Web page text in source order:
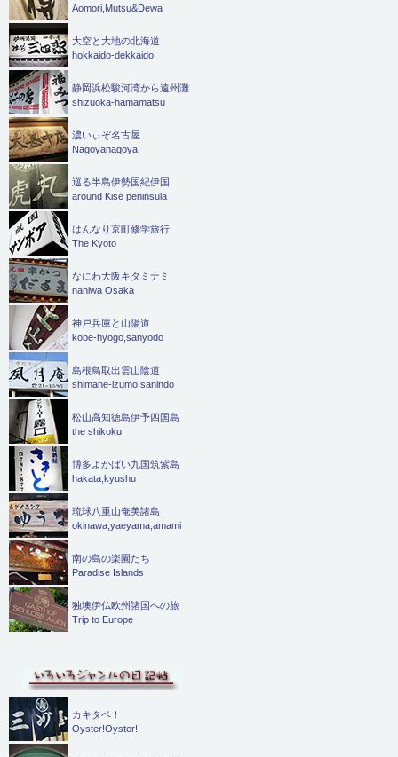
Aomori,Mutsu&Dewa
大空と大地の北海道
hokkaido-dekkaido
静岡浜松駿河湾から遠州灘
shizuoka-hamamatsu
濃いぃぞ名古屋
Nagoyanagoya
巡る半島伊勢国紀伊国
around Kise peninsula
はんなり京町修学旅行
The Kyoto
なにわ大阪キタミナミ
naniwa Osaka
神戸兵庫と山陽道
kobe-hyogo,sanyodo
島根鳥取出雲山陰道
shimane-izumo,sanindo
松山高知徳島伊予四国島
the shikoku
博多よかばい九国筑紫島
hakata,kyushu
琉球八重山奄美諸島
okinawa,yaeyama,amami
南の島の楽園たち
Paradise Islands
独墺伊仏欧州諸国への旅
Trip to Europe
カキタベ！
Oyster!Oyster!